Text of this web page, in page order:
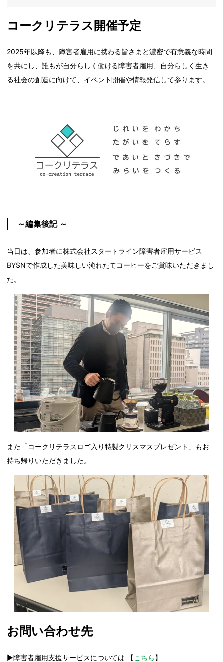
コークリテラス開催予定
2025年以降も、障害者雇用に携わる皆さまと濃密で有意義な時間
を共にし、誰もが自分らしく働ける障害者雇用、自分らしく生き
る社会の創造に向けて、イベント開催や情報発信して参ります。
～編集後記 ～
当日は、参加者に株式会社スタートライン障害者雇用サービス
BYSNで作成した美味しい淹れたてコーヒーをご賞味いただきまし
た。
また「コークリテラスロゴ入り特製クリスマスプレゼント」もお
持ち帰りいただきました。
お問い合わせ先
▶障害者雇用支援サービスについては 【 こちら 】